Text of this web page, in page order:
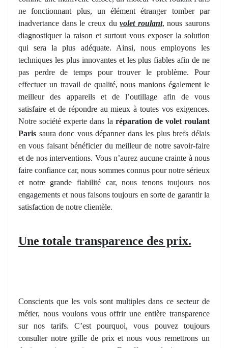
ne fonctionnant plus, un élément étranger tomber par
inadvertance dans le creux duvolet roulant, nous saurons
diagnostiquer la raison et surtout vous exposer la solution
qui sera la plus adéquate. Ainsi, nous employons les
techniques les plus innovantes et les plus fiables afin de ne
pas perdre de temps pour trouver le problème. Pour
effectuer un travail de qualité, nous manions également le
meilleur des appareils et de l’outillage afin de vous
satisfaire et de répondre au mieux à toutes vos exigences.
Notre société experte dans la réparation de volet roulant
Paris saura donc vous dépanner dans les plus brefs délais
en vous faisant bénéficier du meilleur de notre savoir-faire
et de nos interventions. Vous n’aurez aucune crainte à nous
faire confiance car, nous sommes connus pour notre sérieux
et notre grande fiabilité car, nous tenons toujours nos
engagements et nous faisons toujours en sorte de garantir la
satisfaction de notre clientèle.
Une totale transparence des prix.
Conscients que les vols sont multiples dans ce secteur de
métier, nous voulons vous offrir une entière transparence
sur nos tarifs. C’est pourquoi, vous pouvez toujours
consulter notre grille de prix et nous vous remettrons un